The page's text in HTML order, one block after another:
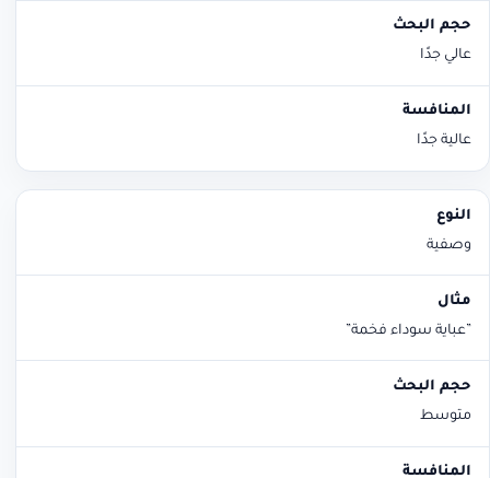
عالي جدًا
عالية جدًا
وصفية
”عباية سوداء فخمة”
متوسط